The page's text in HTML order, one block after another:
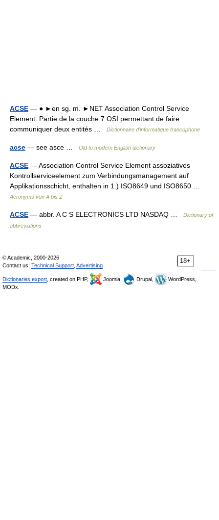
ACSE — ● ►en sg. m. ►NET Association Control Service
Element. Partie de la couche 7 OSI permettant de faire
communiquer deux entités …
Dictionnaire d'informatique francophone
acse — see asce … Old to modern English dictionary
ACSE — Association Control Service Element assoziatives
Kontrollserviceelement zum Verbindungsmanagement auf
Applikationsschicht, enthalten in 1.) ISO8649 und ISO8650 …
Acronyms von A bis Z
ACSE — abbr. A C S ELECTRONICS LTD NASDAQ …
Dictionary of
abbreviations
18+
© Academic, 2000-2026
Contact us: Technical Support Advertising
Dictionaries export , created on PHP, Joomla, Drupal,
WordPress,
MODx.